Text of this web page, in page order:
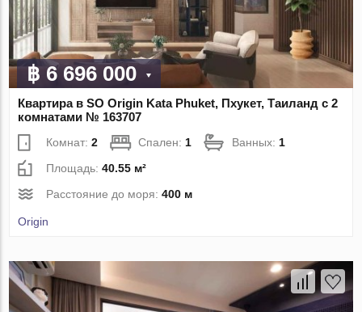
฿ 6 696 000
Квартира в SO Origin Kata Phuket, Пхукет, Таиланд с 2
комнатами № 163707
Комнат:2 Спален: 1 Ванных: 1
Площадь:40.55 м²
Расстояние до моря:400 м
Origin